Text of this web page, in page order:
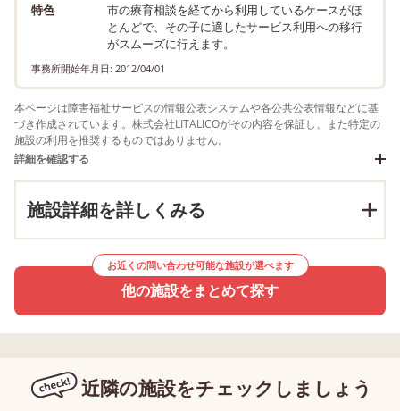
特色
市の療育相談を経てから利用しているケースがほ
とんどで、その子に適したサービス利用への移行
がスムーズに行えます。
事務所開始年月日: 2012/04/01
本ページは障害福祉サービスの情報公表システムや各公共公表情報などに基
づき作成されています。株式会社LITALICOがその内容を保証し、また特定の
施設の利用を推奨するものではありません。
詳細を確認する
施設詳細を詳しくみる
お近くの問い合わせ可能な施設が選べます
他の施設をまとめて探す
近隣の施設をチェックしましょう